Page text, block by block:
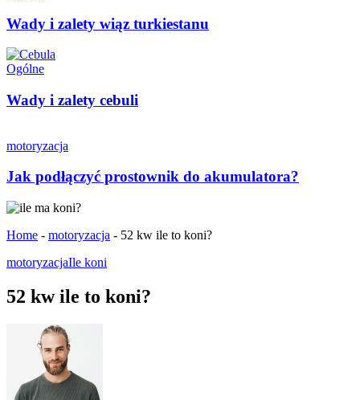
Wady i zalety wiąz turkiestanu
Ogólne
Wady i zalety cebuli
motoryzacja
Jak podłączyć prostownik do akumulatora?
Home - motoryzacja - 52 kw ile to koni?
motoryzacjaIle koni
52 kw ile to koni?